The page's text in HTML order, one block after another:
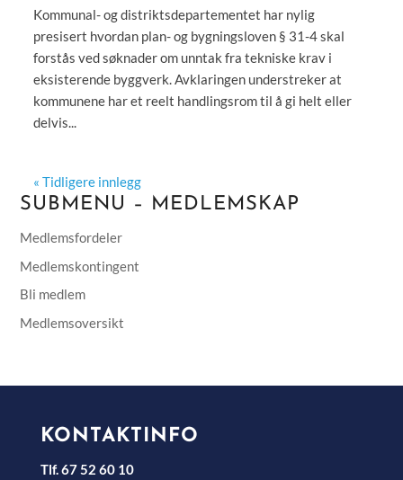
Kommunal- og distriktsdepartementet har nylig
presisert hvordan plan- og bygningsloven § 31-4 skal
forstås ved søknader om unntak fra tekniske krav i
eksisterende byggverk. Avklaringen understreker at
kommunene har et reelt handlingsrom til å gi helt eller
delvis...
« Tidligere innlegg
SUBMENU – MEDLEMSKAP
Medlemsfordeler
Medlemskontingent
Bli medlem
Medlemsoversikt
KONTAKTINFO
Tlf. 67 52 60 10